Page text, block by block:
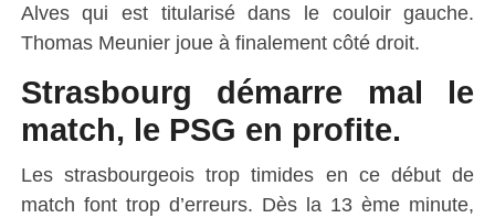
Alves qui est titularisé dans le couloir gauche.
Thomas Meunier joue à finalement côté droit.
Strasbourg démarre mal le
match, le PSG en profite.
Les strasbourgeois trop timides en ce début de
match font trop d’erreurs. Dès la 13 ème minute,